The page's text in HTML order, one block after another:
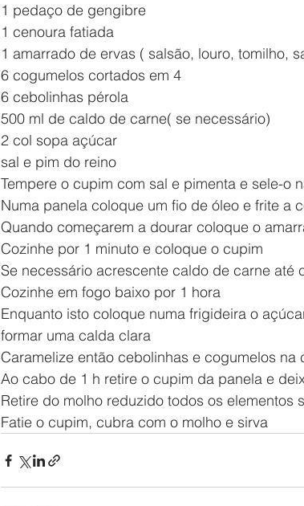
1 pedaço de gengibre
1 cenoura fatiada
1 amarrado de ervas ( salsão, louro, tomilho,
6 cogumelos cortados em 4
6 cebolinhas pérola
500 ml de caldo de carne( se necessário)
2 col sopa açúcar
sal e pim do reino
Tempere o cupim com sal e pimenta e sele-o
Numa panela coloque um fio de óleo e frite a
Quando começarem a dourar coloque o
Cozinhe por 1 minuto e coloque o cupim
Se necessário acrescente caldo de carne até
Cozinhe em fogo baixo por 1 hora
Enquanto isto coloque numa frigideira o
formar uma calda clara
Caramelize então cebolinhas e cogumelos na
Ao cabo de 1 h retire o cupim da panela e
Retire do molho reduzido todos os
Fatie o cupim, cubra com o molho e sirva